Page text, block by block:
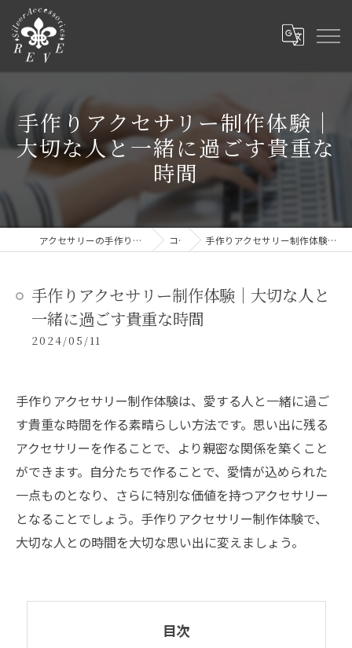
手作りアクセサリー制作体験｜
大切な人と一緒に過ごす貴重な
時間
アクセサリーの手作り体験ならSilver Accessories REVE コラム 手作りアクセサリー制作体験｜大切な人と一緒に過ごす貴重な時間
手作りアクセサリー制作体験｜大切な人と
一緒に過ごす貴重な時間
2024/05/11
手作りアクセサリー制作体験は、愛する人と一緒に過ご
す貴重な時間を作る素晴らしい方法です。思い出に残る
アクセサリーを作ることで、より親密な関係を築くこと
ができます。自分たちで作ることで、愛情が込められた
一点ものとなり、さらに特別な価値を持つアクセサリー
となることでしょう。手作りアクセサリー制作体験で、
大切な人との時間を大切な思い出に変えましょう。
目次